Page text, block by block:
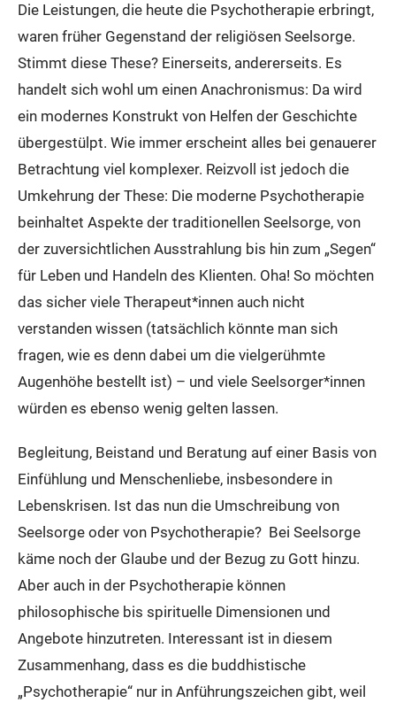
Die Leistungen, die heute die Psychotherapie erbringt,
waren früher Gegenstand der religiösen Seelsorge.
Stimmt diese These? Einerseits, andererseits. Es
handelt sich wohl um einen Anachronismus: Da wird
ein modernes Konstrukt von Helfen der Geschichte
übergestülpt. Wie immer erscheint alles bei genauerer
Betrachtung viel komplexer. Reizvoll ist jedoch die
Umkehrung der These: Die moderne Psychotherapie
beinhaltet Aspekte der traditionellen Seelsorge, von
der zuversichtlichen Ausstrahlung bis hin zum „Segen“
für Leben und Handeln des Klienten. Oha! So möchten
das sicher viele Therapeut*innen auch nicht
verstanden wissen (tatsächlich könnte man sich
fragen, wie es denn dabei um die vielgerühmte
Augenhöhe bestellt ist) – und viele Seelsorger*innen
würden es ebenso wenig gelten lassen.
Begleitung, Beistand und Beratung auf einer Basis von
Einfühlung und Menschenliebe, insbesondere in
Lebenskrisen. Ist das nun die Umschreibung von
Seelsorge oder von Psychotherapie? Bei Seelsorge
käme noch der Glaube und der Bezug zu Gott hinzu.
Aber auch in der Psychotherapie können
philosophische bis spirituelle Dimensionen und
Angebote hinzutreten. Interessant ist in diesem
Zusammenhang, dass es die buddhistische
„Psychotherapie“ nur in Anführungszeichen gibt, weil